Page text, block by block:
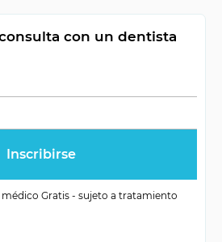
indoloro, preciso
embarazo, enfermedades
crónicas
para niños y adultos
con un dentista
Gratis - sujeto a tratamiento